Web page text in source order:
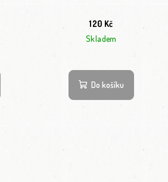
120 Kč
Skladem
Do košíku